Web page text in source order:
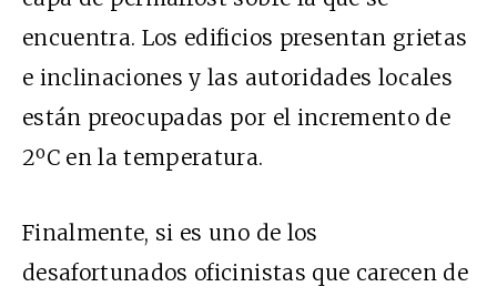
encuentra. Los edificios presentan grietas
e inclinaciones y las autoridades locales
están preocupadas por el incremento de
2ºC en la temperatura.
Finalmente, si es uno de los
desafortunados oficinistas que carecen de